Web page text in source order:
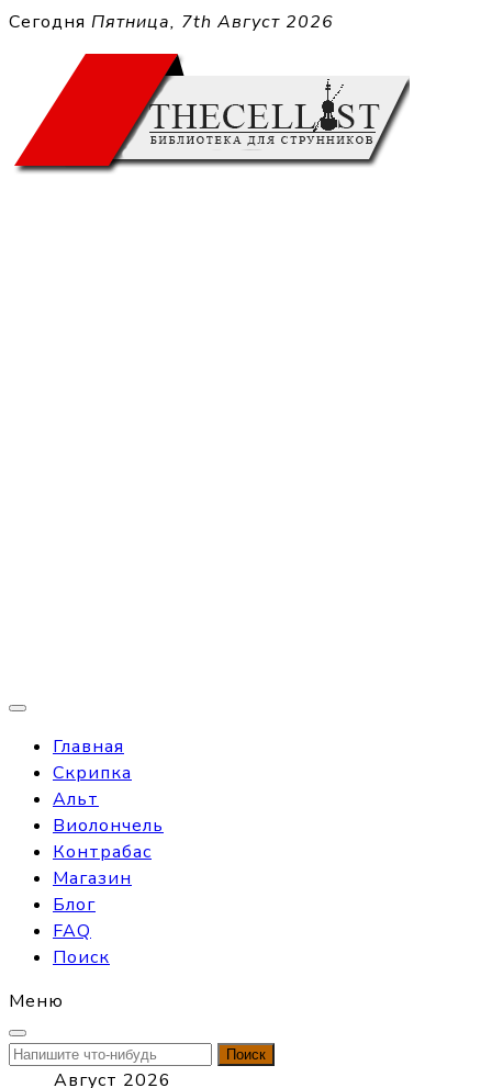
Перейти
содержимому
Сегодня Пятница, 7th Август 2026
Главная
Скрипка
Альт
Виолончель
Контрабас
Магазин
Блог
FAQ
Поиск
Меню
Найти:
Август 2026